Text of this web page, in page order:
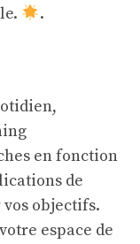
.
en fonction
de
objectifs.
espace de